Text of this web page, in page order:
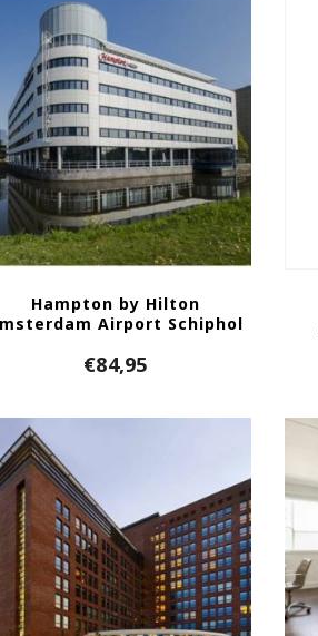
Hampton by Hilton
Airport Schiphol
€84,95